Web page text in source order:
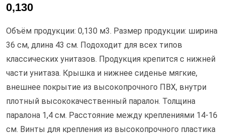
0,130
Объём продукции: 0,130 м3. Размер продукции: ширина
36 см, длина 43 см. Подоходит для всех типов
классических унитазов. Продукция крепится с нижней
части унитаза. Крышка и нижнее сиденье мягкие,
внешнее покрытие из высокопрочного ПВХ, внутри
плотный высококачественный паралон. Толщина
паралона 1,4 см. Расстояние между креплениями 14-16
см. Винты для крепления из высокопрочного пластика